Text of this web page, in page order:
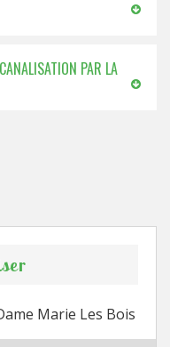
PAR LA
Marie Les Bois